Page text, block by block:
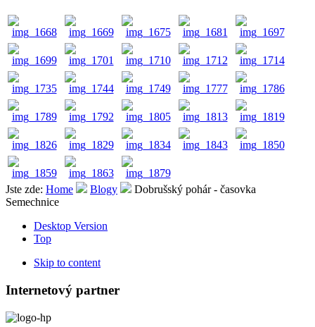
Jste zde: Home Blogy
Dobrušský pohár - časovka
Semechnice
Desktop Version
Top
Skip to content
Internetový partner